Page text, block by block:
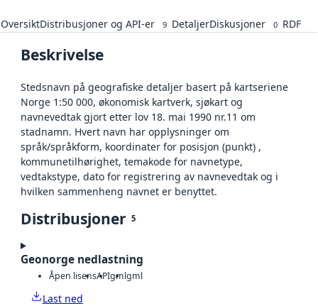
OversiktDistribusjoner og API-er 9 DetaljerDiskusjoner 0 RDF
Beskrivelse
Stedsnavn på geografiske detaljer basert på kartseriene
Norge 1:50 000, økonomisk kartverk, sjøkart og
navnevedtak gjort etter lov 18. mai 1990 nr.11 om
stadnamn. Hvert navn har opplysninger om
språk/språkform, koordinater for posisjon (punkt) ,
kommunetilhørighet, temakode for navnetype,
vedtakstype, dato for registrering av navnevedtak og i
hvilken sammenheng navnet er benyttet.
Distribusjoner 5
Geonorge nedlastning
Åpen lisensAPIgmlgml
Last ned